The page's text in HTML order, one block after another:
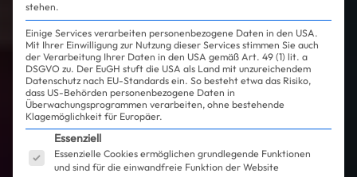
stehen.
Einige Services verarbeiten personenbezogene Daten in den USA.
Mit Ihrer Einwilligung zur Nutzung dieser Services stimmen Sie auch
der Verarbeitung Ihrer Daten in den USA gemäß Art. 49 (1) lit. a
DSGVO zu. Der EuGH stuft die USA als Land mit unzureichendem
Datenschutz nach EU-Standards ein. So besteht etwa das Risiko,
dass US-Behörden personenbezogene Daten in
Überwachungsprogrammen verarbeiten, ohne bestehende
Klagemöglichkeit für Europäer.
Es folgt eine Liste der Service-Gruppen, für die
Essenziell
Essenzielle Cookies ermöglichen grundlegende Funktionen
und sind für die einwandfreie Funktion der Website